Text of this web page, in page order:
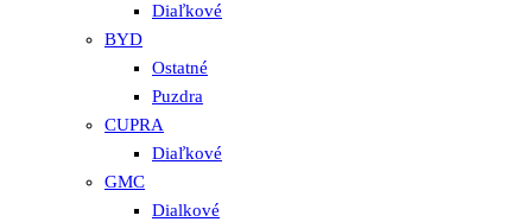
Diaľkové
BYD
Ostatné
Puzdra
CUPRA
Diaľkové
GMC
Dialkové